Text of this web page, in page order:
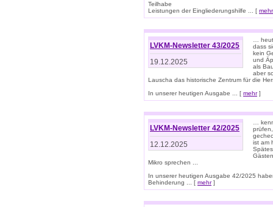
Teilhabe
Leistungen der Eingliederungshilfe ... [ mehr
LVKM-Newsletter 43/2025
19.12.2025
…
dass
kein
und
als
aber
Lauscha das historische Zentrum für die
In unserer heutigen Ausgabe ... [ mehr]
LVKM-Newsletter 42/2025
12.12.2025
…
ist am
Mikro sprechen ...
In unserer heutigen Ausgabe 42/2025
Behinderung ... [ mehr]